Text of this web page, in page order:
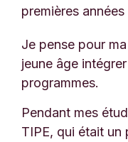
premières années
Je pense pour
jeune âge
programmes.
Pendant mes
TIPE, qui était un